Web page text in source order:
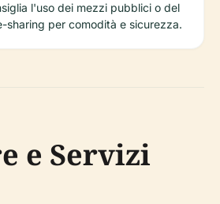
l'uso dei mezzi pubblici o del
sharing per comodità e sicurezza.
e Servizi